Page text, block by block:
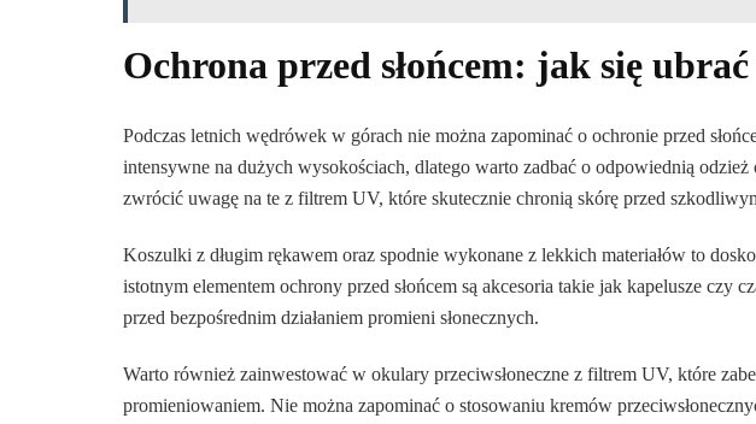
Ochrona przed słońcem: jak się
Podczas letnich wędrówek w górach nie można zapominać o ochronie przed
intensywne na dużych wysokościach, dlatego warto zadbać o odpowiednią
zwrócić uwagę na te z filtrem UV, które skutecznie chronią skórę przed
Koszulki z długim rękawem oraz spodnie wykonane z lekkich materiałów to
istotnym elementem ochrony przed słońcem są akcesoria takie jak kapelusze czy
przed bezpośrednim działaniem promieni słonecznych.
Warto również zainwestować w okulary przeciwsłoneczne z filtrem UV, które
promieniowaniem. Nie można zapominać o stosowaniu kremów